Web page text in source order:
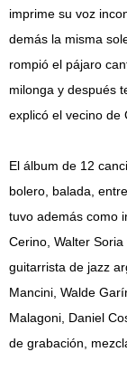
imprime su voz
demás la misma
rompió el pájaro
milonga y después
explicó el vecino de
El álbum de 12
bolero, balada,
tuvo además como
Cerino, Walter
guitarrista de jazz
Mancini, Walde
Malagoni, Daniel
de grabación,